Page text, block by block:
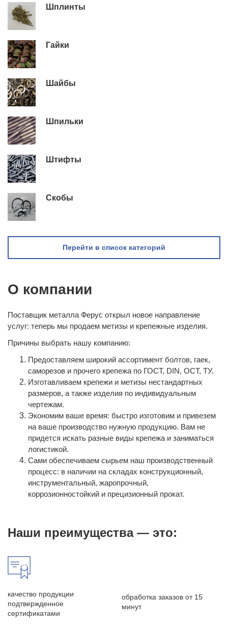
Шплинты
Гайки
Шайбы
Шпильки
Штифты
Скобы
Перейти в список категорий
О компании
Поставщик металла Ферус открыл новое направление
услуг: теперь мы продаем метизы и крепежные изделия.
Причины выбрать нашу компанию:
Предоставляем широкий ассортимент болтов, гаек,
саморезов и прочего крепежа по ГОСТ, DIN, ОСТ, ТУ.
Изготавливаем крепежи и метизы нестандартных
размеров, а также изделия по индивидуальным
чертежам.
Экономим ваше время: быстро изготовим и привезем
на ваше производство нужную продукцию. Вам не
придется искать разные виды крепежа и заниматься
логистикой.
Сами обеспечиваем сырьем наш производственный
процесс: в наличии на складах конструкционный,
инструментальный, жаропрочный,
коррозионностойкий и прецизионный прокат.
Наши преимущества — это:
качество продукции
подтвержденное
сертификатами
обработка заказов от 15
минут